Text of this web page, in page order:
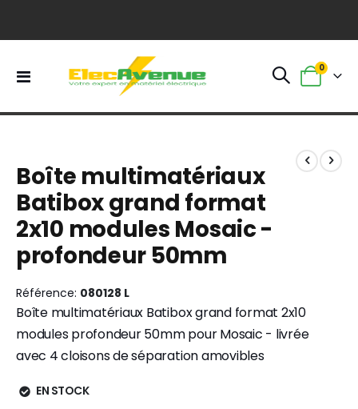
Basculer
Panier
0
the
end
of
the
images
gallery
the
beginning
of
the
images
gallery
Boîte multimatériaux
Batibox grand format
2x10 modules Mosaic -
profondeur 50mm
Référence 080128 L
Boîte multimatériaux Batibox grand format 2x10
modules profondeur 50mm pour Mosaic - livrée
avec 4 cloisons de séparation amovibles
EN STOCK